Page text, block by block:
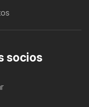
socios